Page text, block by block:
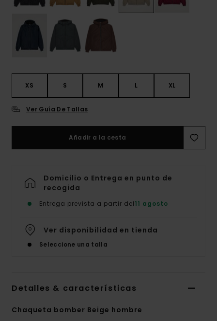
XS S M L XL
Ver Guía De Tallas
Añadir a la cesta
Domicilio o Entrega en punto de
recogida
Entrega prevista a partir del11 agosto
Ver disponibilidad en tienda
Seleccione una talla
Detalles & características
Chaqueta bomber Beige hombre